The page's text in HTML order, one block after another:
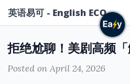
英语易可 - English ECO
Posted on April 24, 2026